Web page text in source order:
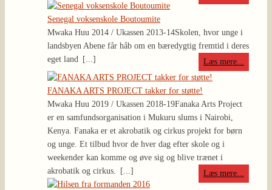
Senegal voksenskole Boutoumite
Mwaka Huu 2014 / Ukassen 2013-14Skolen, hvor unge i
landsbyen Abene får håb om en bæredygtig fremtid i deres
eget land
[...] Læs mere...
FANAKA ARTS PROJECT takker for støtte!
Mwaka Huu 2019 / Ukassen 2018-19Fanaka Arts Project
er en samfundsorganisation i Mukuru slums i Nairobi,
Kenya. Fanaka er et akrobatik og cirkus projekt for børn
og unge. Et tilbud hvor de hver dag efter skole og i
weekender kan komme og øve sig og blive trænet i
akrobatik og cirkus.
[...] Læs mere...